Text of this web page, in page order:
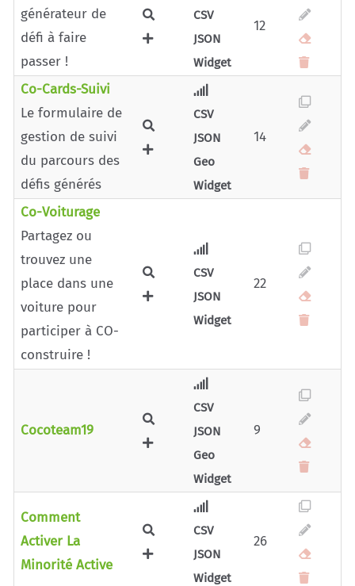
générateur de
défi à faire
passer !
CSV
JSON
Widget
12
Co-Cards-Suivi
Le formulaire de
gestion de suivi
du parcours des
défis générés
CSV
JSON
Geo
Widget
14
Co-Voiturage
Partagez ou
trouvez une
place dans une
voiture pour
participer à CO-
construire !
CSV
JSON
Widget
22
Cocoteam19
CSV
JSON
Geo
Widget
9
Comment
Activer La
Minorité Active
CSV
JSON
Widget
26